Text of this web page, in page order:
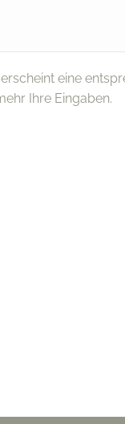
eine
Ihre Eingaben.